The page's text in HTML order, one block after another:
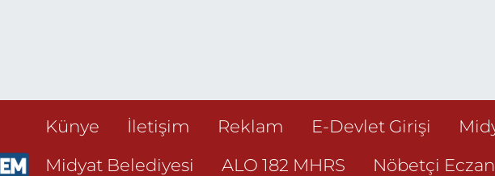
Künye İletişim Reklam E-Devlet Girişi
Midyat Belediyesi
ALO 182 MHRS Nöbetçi